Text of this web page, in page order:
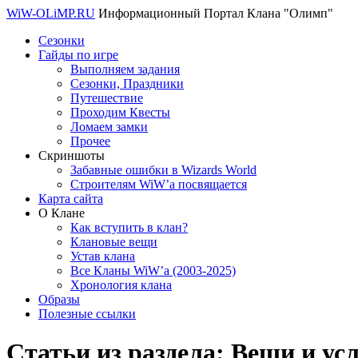
WiW-OLiMP.RU Информационный Портал Клана "Олимп"
Сезонки
Гайды по игре
Выполняем задания
Сезонки, Праздники
Путешествие
Проходим Квесты
Ломаем замки
Прочее
Скриншоты
Забавные ошибки в Wizards World
Строителям WiW’a посвящается
Карта сайта
О Клане
Как вступить в клан?
Клановые вещи
Устав клана
Все Кланы WiW’a (2003-2025)
Хронология клана
Образы
Полезные ссылки